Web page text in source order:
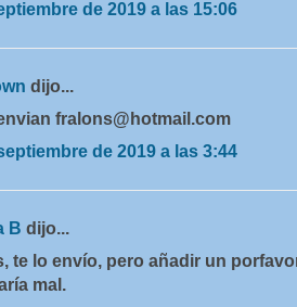
de 2019 a las 15:06
dijo...
fralons@hotmail.com
de 2019 a las 3:44
B dijo...
te lo envío, pero añadir un
mal.